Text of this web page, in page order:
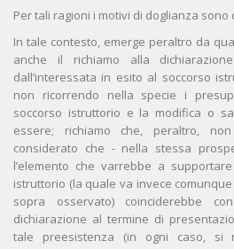
Per tali ragioni i motivi di doglianza
In tale contesto, emerge peraltro da
anche il richiamo alla
dall’interessata in esito al soccorso
non ricorrendo nella specie i
soccorso istruttorio e la modifica o
essere; richiamo che, peraltro,
considerato che - nella stessa
l’elemento che varrebbe a
istruttorio (la quale va invece
sopra osservato) coinciderebbe
dichiarazione al termine di
tale preesistenza (in ogni caso,